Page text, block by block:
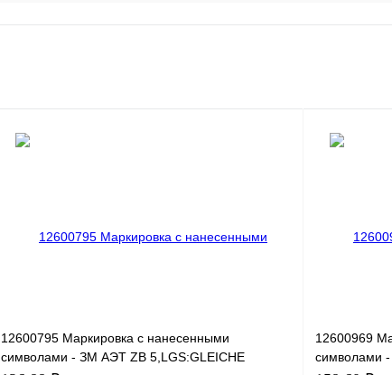
12600795 Маркировка с нанесенными
символами - ЗМ АЭТ ZB 5,LGS:GLEICHE
12600969
символами